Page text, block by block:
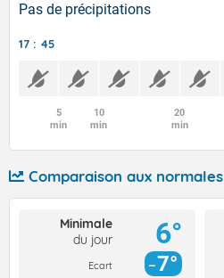
Pas de précipitations
17 : 45
5
min
10
min
20
min
Comparaison aux normales
Minimale
du jour
Ecart
6°
7°